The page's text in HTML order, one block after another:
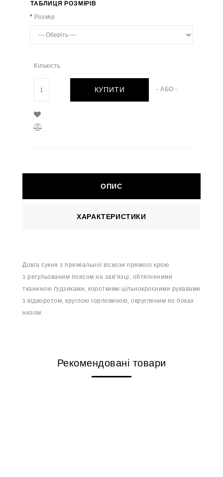
ТАБЛИЦЯ РОЗМІРІВ
Розмір
Кількість
КУПИТИ - АБО -
ОПИС
ХАРАКТЕРИСТИКИ
Довга сукня з преміальної віскози прямого крою
з регульованим поясом на зав’язці, обтягненими
тканиною ґудзиками, короткими цільнокроєними рукавами
з відворотом, круглою горловиною, округленим по боках
низом.
Рекомендовані товари